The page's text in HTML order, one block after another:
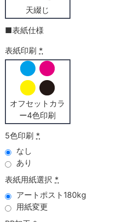
天綴じ
■表紙仕様
表紙印刷 *
オフセットカラ
ー4色印刷
5色印刷 *
なし
あり
表紙用紙選択 *
アートポスト180kg
用紙変更